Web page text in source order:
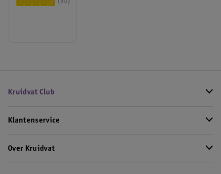
30
Kruidvat Club
Klantenservice
Over Kruidvat